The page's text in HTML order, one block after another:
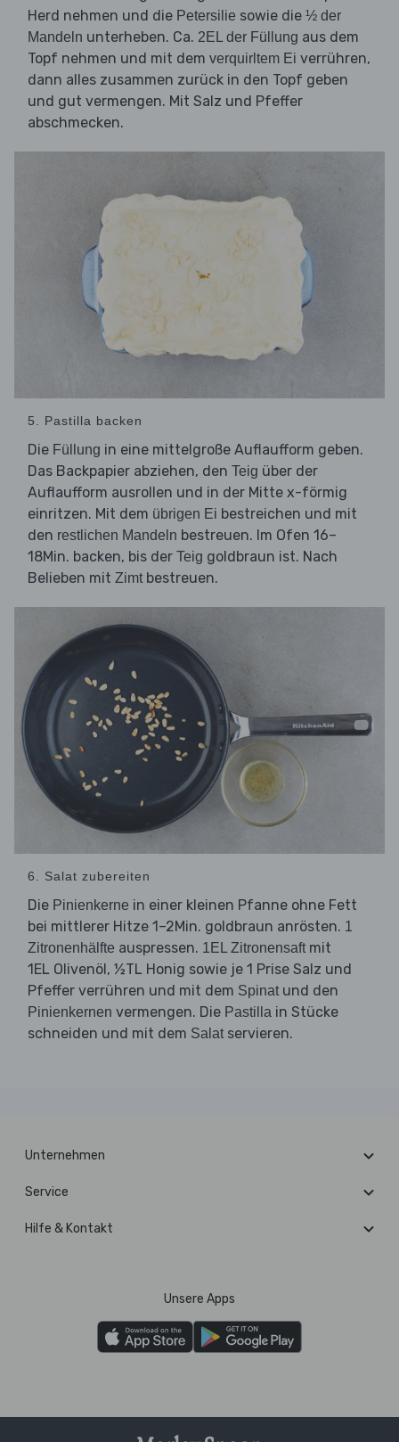
Herd nehmen und die Petersilie sowie die ½ der
Mandeln unterheben. Ca. 2EL der Füllung aus dem
Topf nehmen und mit dem verquirltem Ei verrühren,
dann alles zusammen zurück in den Topf geben
und gut vermengen. Mit Salz und Pfeffer
abschmecken.
5. Pastilla backen
Die Füllung in eine mittelgroße Auflaufform geben.
Das Backpapier abziehen, den Teig über der
Auflaufform ausrollen und in der Mitte x-förmig
einritzen. Mit dem übrigen Ei bestreichen und mit
den restlichen Mandeln bestreuen. Im Ofen 16–
18Min. backen, bis der Teig goldbraun ist. Nach
Belieben mit Zimtbestreuen.
6. Salat zubereiten
Die Pinienkerne in einer kleinen Pfanne ohne Fett
bei mittlerer Hitze 1–2Min. goldbraun anrösten. 1
Zitronenhälfte auspressen. 1EL Zitronensaftmit
1EL Olivenöl, ½TL Honig sowie je 1 Prise Salz und
Pfeffer verrühren und mit dem Spinatund den
Pinienkernen vermengen. Die Pastilla in Stücke
schneiden und mit dem Salatservieren.
Unternehmen
Service
Hilfe & Kontakt
Unsere Apps